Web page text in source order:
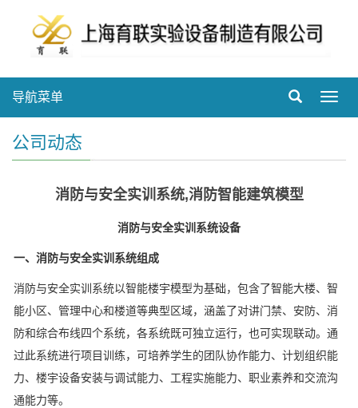
导航菜单
公司动态
消防与安全实训系统,消防智能建筑模型
消防与安全实训系统设备
一、消防与安全实训系统组成
消防与安全实训系统以智能楼宇模型为基础，包含了智能大楼、智
能小区、管理中心和楼道等典型区域，涵盖了对讲门禁、安防、消
防和综合布线四个系统，各系统既可独立运行，也可实现联动。通
过此系统进行项目训练，可培养学生的团队协作能力、计划组织能
力、楼宇设备安装与调试能力、工程实施能力、职业素养和交流沟
通能力等。